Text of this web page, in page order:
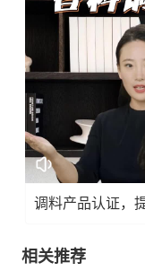
调料产品认证，
相关推荐